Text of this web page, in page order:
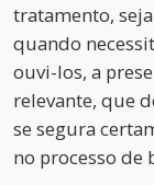
tratamento,
quando
ouvi-los, a
relevante, que
se segura
no processo de